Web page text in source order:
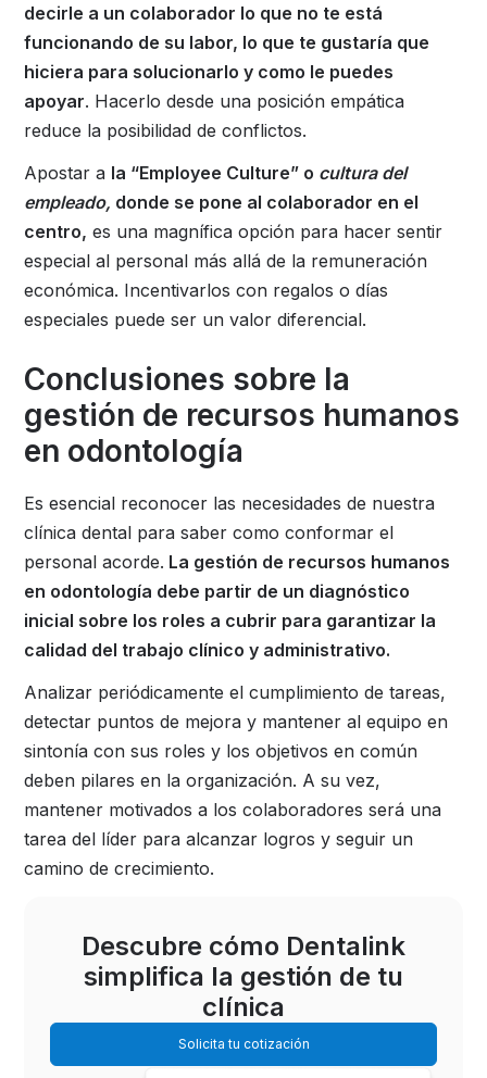
decirle a un colaborador lo que no te está
funcionando de su labor, lo que te gustaría que
hiciera para solucionarlo y como le puedes
apoyar. Hacerlo desde una posición empática
reduce la posibilidad de conflictos.
Apostar a la “Employee Culture” o cultura del
empleado, donde se pone al colaborador en el
centro, es una magnífica opción para hacer sentir
especial al personal más allá de la remuneración
económica. Incentivarlos con regalos o días
especiales puede ser un valor diferencial.
Conclusiones sobre la
gestión de recursos humanos
en odontología
Es esencial reconocer las necesidades de nuestra
clínica dental para saber como conformar el
personal acorde. La gestión de recursos humanos
en odontología debe partir de un diagnóstico
inicial sobre los roles a cubrir para garantizar la
calidad del trabajo clínico y administrativo.
Analizar periódicamente el cumplimiento de tareas,
detectar puntos de mejora y mantener al equipo en
sintonía con sus roles y los objetivos en común
deben pilares en la organización. A su vez,
mantener motivados a los colaboradores será una
tarea del líder para alcanzar logros y seguir un
camino de crecimiento.
Descubre cómo Dentalink
simplifica la gestión de tu
clínica
Solicita tu cotización